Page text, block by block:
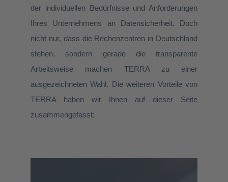
der individuellen Bedürfnisse und Anforderungen
Ihres Unternehmens an Datensicherheit. Doch
nicht nur, dass die Rechenzentren in Deutschland
stehen, sondern gerade die transparente
Arbeitsweise machen TERRA zu einer
ausgezeichneten Wahl. Die weiteren Vorteile von
TERRA haben wir Ihnen auf dieser Seite
zusammengefasst: